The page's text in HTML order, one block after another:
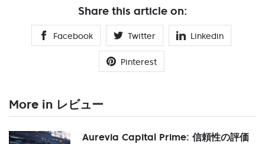
Share this article on:
Facebook Twitter Linkedin
Pinterest
More in レビュー
Aurevia Capital Prime: 信頼性の評価